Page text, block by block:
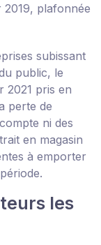
2019, plafonnée
subissant
public, le
2021 pris en
perte de
ni des
en magasin
à emporter
les